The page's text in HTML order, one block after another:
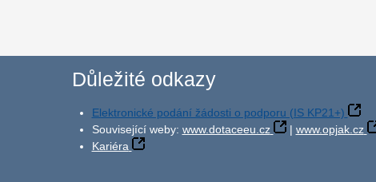
Důležité odkazy
Elektronické podání žádosti o podporu (IS KP21+)
Související weby: www.dotaceeu.cz | www.opjak.cz
Kariéra